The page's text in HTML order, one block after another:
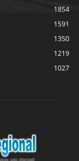
1854
1591
1350
1219
1027